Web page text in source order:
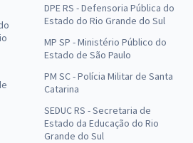
DPE RS - Defensoria Pública do
Estado do Rio Grande do Sul
MP SP - Ministério Público do
Estado de São Paulo
PM SC - Polícia Militar de Santa
Catarina
SEDUC RS - Secretaria de
Estado da Educação do Rio
Grande do Sul